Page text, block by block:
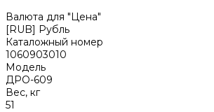
Валюта для "Цена"
[RUB] Рубль
Каталожный номер
1060903010
Модель
ДРО-609
Вес, кг
51